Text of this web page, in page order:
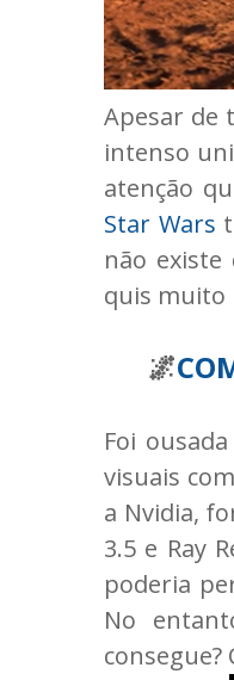
Apesar de
intenso
atenção
Star Wars
não
quis muito
🌌
Foi
visuais
a Nvidia,
3.5 e Ray
poderia
No
consegue?